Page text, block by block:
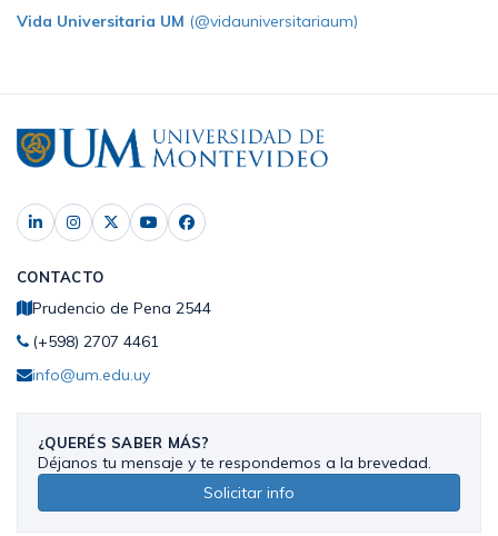
Vida Universitaria UM (@vidauniversitariaum)
CONTACTO
Prudencio de Pena 2544
(+598) 2707 4461
info@um.edu.uy
¿QUERÉS SABER MÁS?
Déjanos tu mensaje y te respondemos a la brevedad.
Solicitar info